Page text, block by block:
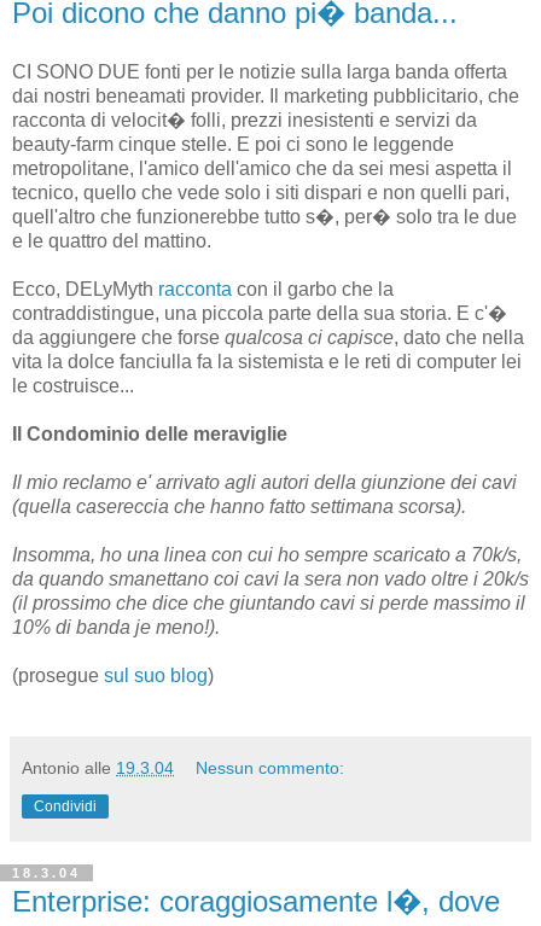
Poi dicono che danno pi� banda...
CI SONO DUE fonti per le notizie sulla larga banda offerta
dai nostri beneamati provider. Il marketing pubblicitario, che
racconta di velocit� folli, prezzi inesistenti e servizi da
beauty-farm cinque stelle. E poi ci sono le leggende
metropolitane, l'amico dell'amico che da sei mesi aspetta il
tecnico, quello che vede solo i siti dispari e non quelli pari,
quell'altro che funzionerebbe tutto s�, per� solo tra le due
e le quattro del mattino.
Ecco, DELyMyth racconta con il garbo che la
contraddistingue, una piccola parte della sua storia. E c'�
da aggiungere che forse qualcosa ci capisce, dato che nella
vita la dolce fanciulla fa la sistemista e le reti di computer lei
le costruisce...
Il Condominio delle meraviglie
Il mio reclamo e' arrivato agli autori della giunzione dei cavi
(quella casereccia che hanno fatto settimana scorsa).
Insomma, ho una linea con cui ho sempre scaricato a 70k/s,
da quando smanettano coi cavi la sera non vado oltre i 20k/s
(il prossimo che dice che giuntando cavi si perde massimo il
10% di banda je meno!).
(prosegue sul suo blog)
Antonio alle 19.3.04 Nessun commento:
Condividi
18.3.04
Enterprise: coraggiosamente l�, dove